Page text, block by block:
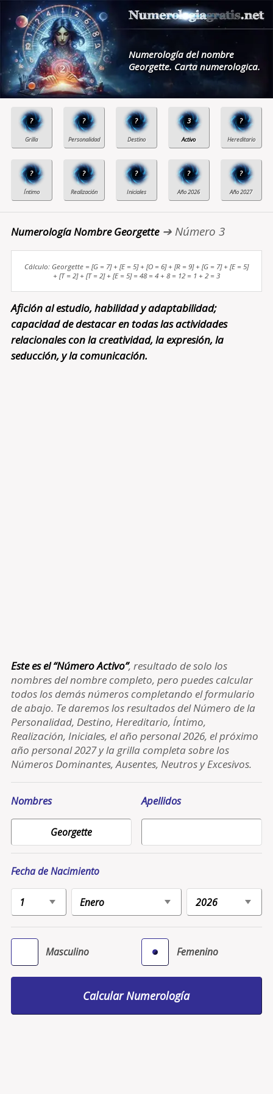
Numerología del nombre
Georgette. Carta numerologica.
? ? ? 3 ?
? ? ? ? ?
Numerología Nombre Georgette➔ Número 3
Cálculo: Georgette = [G = 7] + [E = 5] + [O = 6] + [R = 9] + [G = 7] + [E = 5]
+ [T = 2] + [T = 2] + [E = 5] = 48 = 4 + 8 = 12 = 1 + 2 = 3
Afición al estudio, habilidad y adaptabilidad;
capacidad de destacar en todas las actividades
relacionales con la creatividad, la expresión, la
seducción, y la comunicación.
Este es el “Número Activo”, resultado de solo los
nombres del nombre completo, pero puedes calcular
todos los demás números completando el formulario
de abajo. Te daremos los resultados del Número de la
Personalidad, Destino, Hereditario, Íntimo,
Realización, Iniciales, el año personal 2026, el próximo
año personal 2027 y la grilla completa sobre los
Números Dominantes, Ausentes, Neutros y Excesivos.
Nombres Apellidos
Fecha de Nacimiento
Masculino Femenino